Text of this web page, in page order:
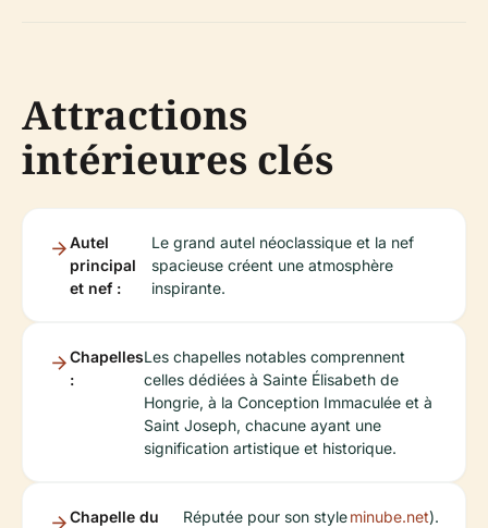
Attractions
intérieures clés
Autel
principal
et nef :
Le grand autel néoclassique et la nef
spacieuse créent une atmosphère
inspirante.
Chapelles
:
Les chapelles notables comprennent
celles dédiées à Sainte Élisabeth de
Hongrie, à la Conception Immaculée et à
Saint Joseph, chacune ayant une
signification artistique et historique.
Chapelle du
Réputée pour son style minube.net).